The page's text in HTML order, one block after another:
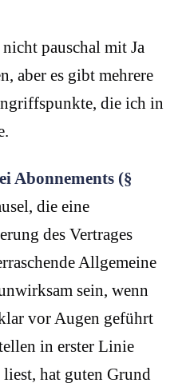
pauschal mit Ja
aber es gibt mehrere
die ich in
Abonnements (§
die eine
des Vertrages
Allgemeine
sein, wenn
vor Augen geführt
in erster Linie
hat guten Grund